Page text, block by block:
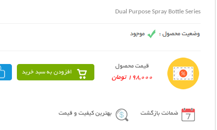
Dual Purpose Spray Bottle Series
قیمت محصول
198,000 تومان
افزودن به سبد خرید
ضمانت بازگشت بهترین کیفیت و قیمت